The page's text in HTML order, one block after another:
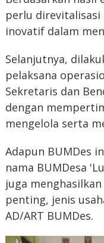
perlu
inovatif dalam
Selanjutnya,
pelaksana
Sekretaris dan
dengan
mengelola serta
Adapun BUMDes
nama BUMDesa
juga
penting, jenis
AD/ART BUMDes.